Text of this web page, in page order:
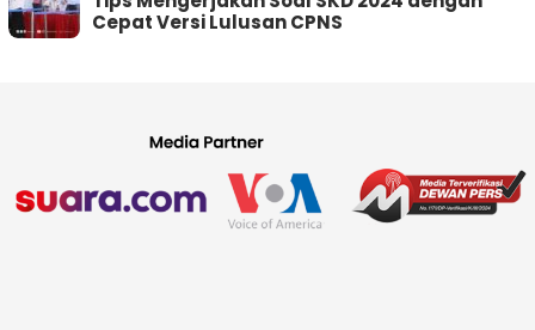
Cepat Versi Lulusan CPNS